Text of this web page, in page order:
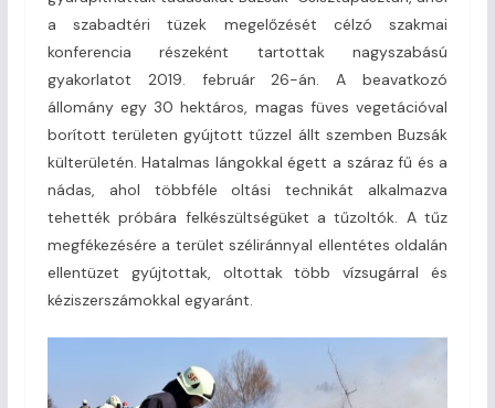
a szabadtéri tüzek megelőzését célzó szakmai
konferencia részeként tartottak nagyszabású
gyakorlatot 2019. február 26-án. A beavatkozó
állomány egy 30 hektáros, magas füves vegetációval
borított területen gyújtott tűzzel állt szemben Buzsák
külterületén. Hatalmas lángokkal égett a száraz fű és a
nádas, ahol többféle oltási technikát alkalmazva
tehették próbára felkészültségüket a tűzoltók. A tűz
megfékezésére a terület széliránnyal ellentétes oldalán
ellentüzet gyújtottak, oltottak több vízsugárral és
kéziszerszámokkal egyaránt.